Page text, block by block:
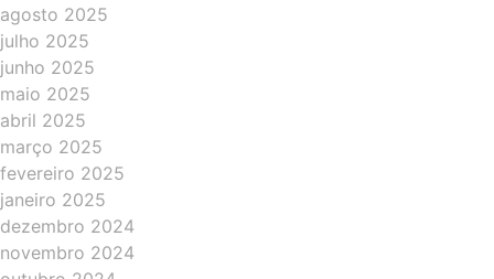
agosto 2025
julho 2025
junho 2025
maio 2025
abril 2025
março 2025
fevereiro 2025
janeiro 2025
dezembro 2024
novembro 2024